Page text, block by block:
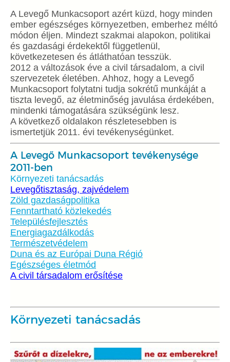
A Levegő Munkacsoport azért küzd, hogy minden
ember egészséges környezetben, emberhez méltó
módon éljen. Mindezt szakmai alapokon, politikai
és gazdasági érdekektől függetlenül,
következetesen és átláthatóan tesszük.
2012 a változások éve a civil társadalom, a civil
szervezetek életében. Ahhoz, hogy a Levegő
Munkacsoport folytatni tudja sokrétű munkáját a
tiszta levegő, az életminőség javulása érdekében,
mindenki támogatására szükségünk lesz.
A következő oldalakon részletesebben is
ismertetjük 2011. évi tevékenységünket.
A Levegő Munkacsoport tevékenysége
2011-ben
Környezeti tanácsadás
Levegőtisztaság, zajvédelem
Zöld gazdaságpolitika
Fenntartható közlekedés
Településfejlesztés
Energiagazdálkodás
Természetvédelem
Duna és az Európai Duna Régió
Egészséges életmód
A civil társadalom erősítése
Környezeti tanácsadás